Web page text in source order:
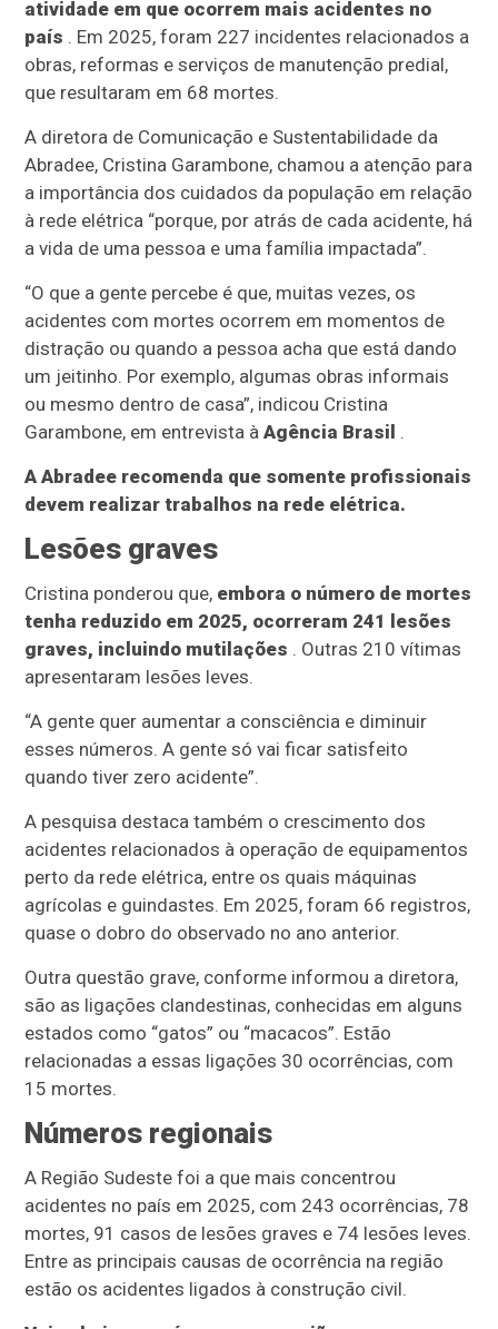
atividade em que ocorrem mais acidentes no
país . Em 2025, foram 227 incidentes relacionados a
obras, reformas e serviços de manutenção predial,
que resultaram em 68 mortes.
A diretora de Comunicação e Sustentabilidade da
Abradee, Cristina Garambone, chamou a atenção para
a importância dos cuidados da população em relação
à rede elétrica “porque, por atrás de cada acidente, há
a vida de uma pessoa e uma família impactada”.
“O que a gente percebe é que, muitas vezes, os
acidentes com mortes ocorrem em momentos de
distração ou quando a pessoa acha que está dando
um jeitinho. Por exemplo, algumas obras informais
ou mesmo dentro de casa”, indicou Cristina
Garambone, em entrevista àAgência Brasil .
A Abradee recomenda que somente profissionais
devem realizar trabalhos na rede elétrica.
Lesões graves
Cristina ponderou que, embora o número de mortes
tenha reduzido em 2025, ocorreram 241 lesões
graves, incluindo mutilações . Outras 210 vítimas
apresentaram lesões leves.
“A gente quer aumentar a consciência e diminuir
esses números. A gente só vai ficar satisfeito
quando tiver zero acidente”.
A pesquisa destaca também o crescimento dos
acidentes relacionados à operação de equipamentos
perto da rede elétrica, entre os quais máquinas
agrícolas e guindastes. Em 2025, foram 66 registros,
quase o dobro do observado no ano anterior.
Outra questão grave, conforme informou a diretora,
são as ligações clandestinas, conhecidas em alguns
estados como “gatos” ou “macacos”. Estão
relacionadas a essas ligações 30 ocorrências, com
15 mortes.
Números regionais
A Região Sudeste foi a que mais concentrou
acidentes no país em 2025, com 243 ocorrências, 78
mortes, 91 casos de lesões graves e 74 lesões leves.
Entre as principais causas de ocorrência na região
estão os acidentes ligados à construção civil.